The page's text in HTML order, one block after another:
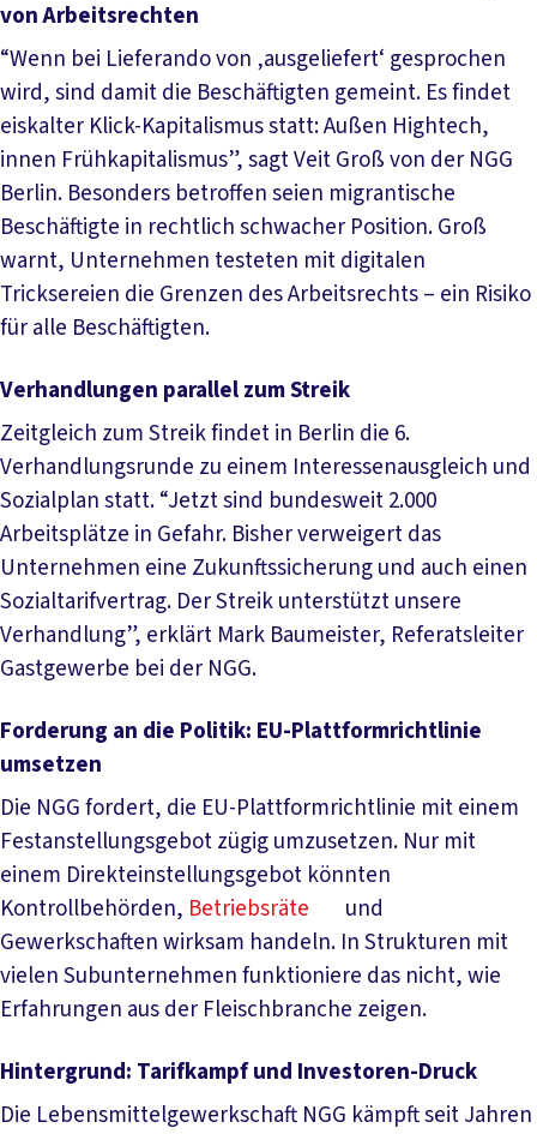
von Arbeitsrechten
“Wenn bei Lieferando von ‚ausgeliefert‘ gesprochen
wird, sind damit die Beschäftigten gemeint. Es findet
eiskalter Klick-Kapitalismus statt: Außen Hightech,
innen Frühkapitalismus”, sagt Veit Groß von der NGG
Berlin. Besonders betroffen seien migrantische
Beschäftigte in rechtlich schwacher Position. Groß
warnt, Unternehmen testeten mit digitalen
Tricksereien die Grenzen des Arbeitsrechts – ein Risiko
für alle Beschäftigten.
Verhandlungen parallel zum Streik
Zeitgleich zum Streik findet in Berlin die 6.
Verhandlungsrunde zu einem Interessenausgleich und
Sozialplan statt. “Jetzt sind bundesweit 2.000
Arbeitsplätze in Gefahr. Bisher verweigert das
Unternehmen eine Zukunftssicherung und auch einen
Sozialtarifvertrag. Der Streik unterstützt unsere
Verhandlung”, erklärt Mark Baumeister, Referatsleiter
Gastgewerbe bei der NGG.
Forderung an die Politik: EU-Plattformrichtlinie
umsetzen
Die NGG fordert, die EU-Plattformrichtlinie mit einem
Festanstellungsgebot zügig umzusetzen. Nur mit
einem Direkteinstellungsgebot könnten
Kontrollbehörden, Betriebsräte
und
Gewerkschaften wirksam handeln. In Strukturen mit
vielen Subunternehmen funktioniere das nicht, wie
Erfahrungen aus der Fleischbranche zeigen.
Hintergrund: Tarifkampf und Investoren-Druck
Die Lebensmittelgewerkschaft NGG kämpft seit Jahren